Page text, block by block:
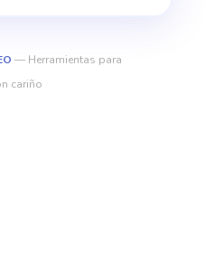
— Herramientas para
cariño